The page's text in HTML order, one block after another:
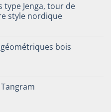
type Jenga, tour de
style nordique
:
bois